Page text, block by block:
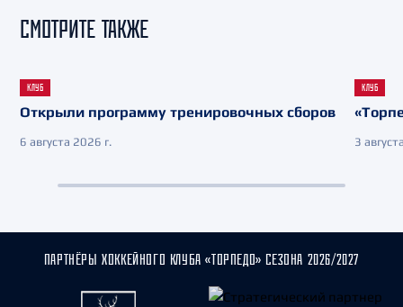
СМОТРИТЕ ТАКЖЕ
КЛУБ
Открыли программу тренировочных сборов
6 августа 2026 г.
КЛУБ
3
ПАРТНЁРЫ ХОККЕЙНОГО КЛУБА «ТОРПЕДО» СЕЗОНА 2026/2027